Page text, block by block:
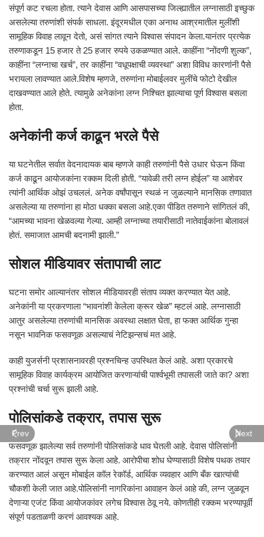
संपूर्ण कट रचला होता. त्याने देवास आणि आसपासच्या जिल्ह्यातील लग्नासाठी इच्छुक
असलेल्या तरुणांशी संपर्क साधला. इंदूरमधील एका अनाथ आश्रमातील मुलींशी
सामूहिक विवाह लावून देतो, असं सांगत त्याने विश्वास संपादन केला.यानंतर प्रत्येक
तरुणाकडून 15 हजार ते 25 हजार रुपये उकळण्यात आले. काहींना “नोंदणी शुल्क”,
काहींना “लग्नाचा खर्च”, तर काहींना “वधूपक्षाची व्यवस्था” अशा विविध कारणांनी पैसे
भरायला लावण्यात आले.विशेष म्हणजे, तरुणांना मोबाईलवर मुलींचे फोटो देखील
दाखवण्यात आले होते. त्यामुळे अनेकांना लग्न निश्चित झाल्याचा पूर्ण विश्वास बसला
होता.
अनेकांनी कर्ज काढून भरले पैसे
या घटनेतील सर्वात वेदनादायक बाब म्हणजे काही तरुणांनी पैसे उधार घेऊन किंवा
कर्ज काढून आयोजकांना रक्कम दिली होती. “यावेळी तरी लग्न होईल” या आशेवर
त्यांनी आर्थिक ओझं उचललं. अनेक वर्षांपासून स्थळं न जुळल्याने मानसिक तणावात
असलेल्या या तरुणांना हा मोठा धक्का बसला आहे.एका पीडित तरुणाने सांगितलं की,
“आमच्या भावना खेळवल्या गेल्या. आम्ही लग्नाच्या तयारीसाठी नातेवाईकांना बोलावलं
होतं. समाजात आमची बदनामी झाली.”
सोशल मीडियावर संतापाची लाट
घटना समोर आल्यानंतर सोशल मीडियावरही संताप व्यक्त करण्यात येत आहे.
अनेकांनी या प्रकरणाला “भावनांशी केलेला क्रूर खेळ” म्हटलं आहे. लग्नासाठी
आतुर असलेल्या तरुणांची मानसिक अवस्था लक्षात घेता, हा फक्त आर्थिक गुन्हा
नसून भावनिक फसवणूक असल्याचं नेटिझन्सचं मत आहे.
काही युजर्सनी प्रशासनावरही प्रश्नचिन्ह उपस्थित केलं आहे. अशा प्रकारचे
सामूहिक विवाह कार्यक्रम आयोजित करणाऱ्यांची पार्श्वभूमी तपासली जाते का? अशा
प्रश्नांची चर्चा सुरू झाली आहे.
पोलिसांकडे तक्रार, तपास सुरू
फसवणूक झालेल्या सर्व तरुणांनी पोलिसांकडे धाव घेतली आहे. देवास पोलिसांनी
तक्रार नोंदवून तपास सुरू केला आहे. आरोपीचा शोध घेण्यासाठी विशेष पथक तयार
करण्यात आलं असून मोबाईल कॉल रेकॉर्ड, आर्थिक व्यवहार आणि बँक खात्यांची
चौकशी केली जात आहे.पोलिसांनी नागरिकांना आवाहन केलं आहे की, लग्न जुळवून
देणाऱ्या एजंट किंवा आयोजकांवर लगेच विश्वास ठेवू नये. कोणतीही रक्कम भरण्यापूर्वी
संपूर्ण पडताळणी करणं आवश्यक आहे.
Prev Next